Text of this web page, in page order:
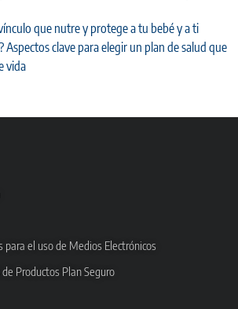
que nutre y protege a tu bebé y a ti
Aspectos clave para elegir un plan de salud que
vida
para el uso de Medios Electrónicos
Productos Plan Seguro